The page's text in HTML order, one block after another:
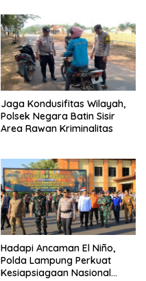
Jaga Kondusifitas Wilayah,
Polsek Negara Batin Sisir
Area Rawan Kriminalitas
Hadapi Ancaman El Niño,
Polda Lampung Perkuat
Kesiapsiagaan Nasional